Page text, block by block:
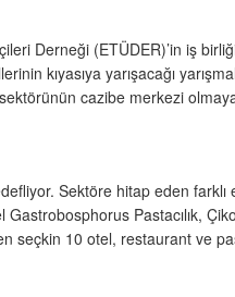
Derneği (ETÜDER)’in iş
kıyasıya yarışacağı
cazibe merkezi
Sektöre hitap eden farklı
Gastrobosphorus Pastacılık,
seçkin 10 otel, restaurant ve